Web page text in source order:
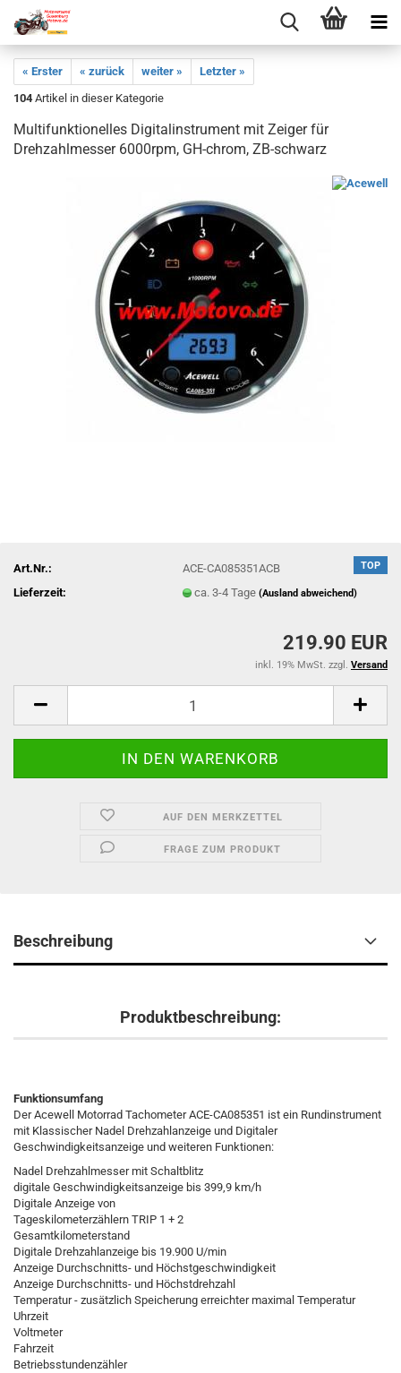
« Erster « zurück weiter »
Letzter »
104 Artikel in dieser Kategorie
Multifunktionelles Digitalinstrument mit Zeiger für
Drehzahlmesser 6000rpm, GH-chrom, ZB-schwarz
TOP
Art.Nr.:
ACE-CA085351ACB
Lieferzeit:
ca. 3-4 Tage(Ausland abweichend)
219.90 EUR
inkl. 19% MwSt. zzgl. Versand
AUF DEN MERKZETTEL
FRAGE ZUM PRODUKT
Beschreibung
Produktbeschreibung:
Funktionsumfang
Der Acewell Motorrad Tachometer ACE-CA085351 ist ein Rundinstrument
mit Klassischer Nadel Drehzahlanzeige und Digitaler
Geschwindigkeitsanzeige und weiteren Funktionen:
Nadel Drehzahlmesser mit Schaltblitz
digitale Geschwindigkeitsanzeige bis 399,9 km/h
Digitale Anzeige von
Tageskilometerzählern TRIP 1 + 2
Gesamtkilometerstand
Digitale Drehzahlanzeige bis 19.900 U/min
Anzeige Durchschnitts- und Höchstgeschwindigkeit
Anzeige Durchschnitts- und Höchstdrehzahl
Temperatur - zusätzlich Speicherung erreichter maximal Temperatur
Uhrzeit
Voltmeter
Fahrzeit
Betriebsstundenzähler